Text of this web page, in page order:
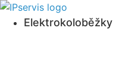
Přejít
Elektrokoloběžky